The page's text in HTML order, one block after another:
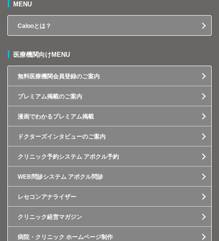
MENU
Calooとは？
医療機関向けMENU
無料医療機関会員登録のご案内
プレミアム掲載のご案内
漫画でわかるプレミアム掲載
ドクターズインタビューのご案内
クリニック予約システム アポクル予約
WEB問診システム アポクル問診
レセコンアナライザー
クリニック経営マガジン
病院・クリニック ホームページ制作